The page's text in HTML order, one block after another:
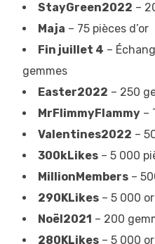
StayGreen2022 –
Maja – 75 pièces d’or
Fin juillet 4 –
gemmes
Easter2022 – 250
MrFlimmyFlammy –
Valentines2022 –
300kLikes – 5 000
MillionMembers –
290KLikes – 5 000 or
Noël2021 – 200
280KLikes – 5 000 or